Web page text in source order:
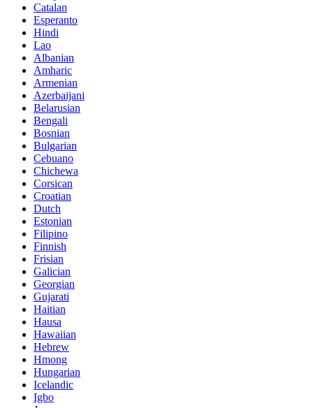
Catalan
Esperanto
Hindi
Lao
Albanian
Amharic
Armenian
Azerbaijani
Belarusian
Bengali
Bosnian
Bulgarian
Cebuano
Chichewa
Corsican
Croatian
Dutch
Estonian
Filipino
Finnish
Frisian
Galician
Georgian
Gujarati
Haitian
Hausa
Hawaiian
Hebrew
Hmong
Hungarian
Icelandic
Igbo